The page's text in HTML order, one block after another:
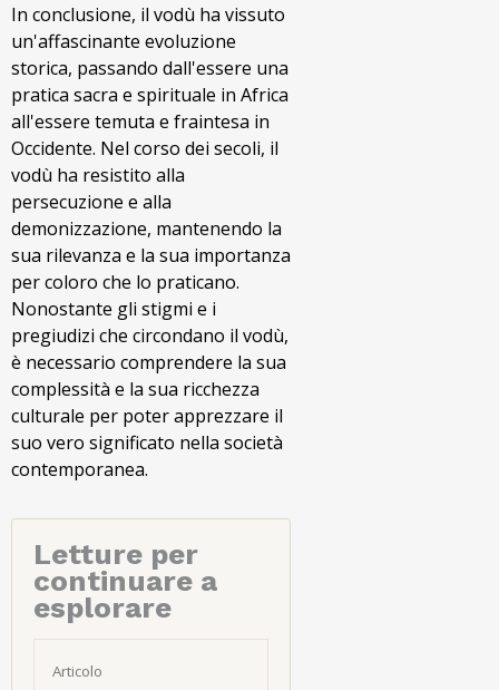
In conclusione, il vodù ha vissuto
un'affascinante evoluzione
storica, passando dall'essere una
pratica sacra e spirituale in Africa
all'essere temuta e fraintesa in
Occidente. Nel corso dei secoli, il
vodù ha resistito alla
persecuzione e alla
demonizzazione, mantenendo la
sua rilevanza e la sua importanza
per coloro che lo praticano.
Nonostante gli stigmi e i
pregiudizi che circondano il vodù,
è necessario comprendere la sua
complessità e la sua ricchezza
culturale per poter apprezzare il
suo vero significato nella società
contemporanea.
Letture per
continuare a
esplorare
Articolo